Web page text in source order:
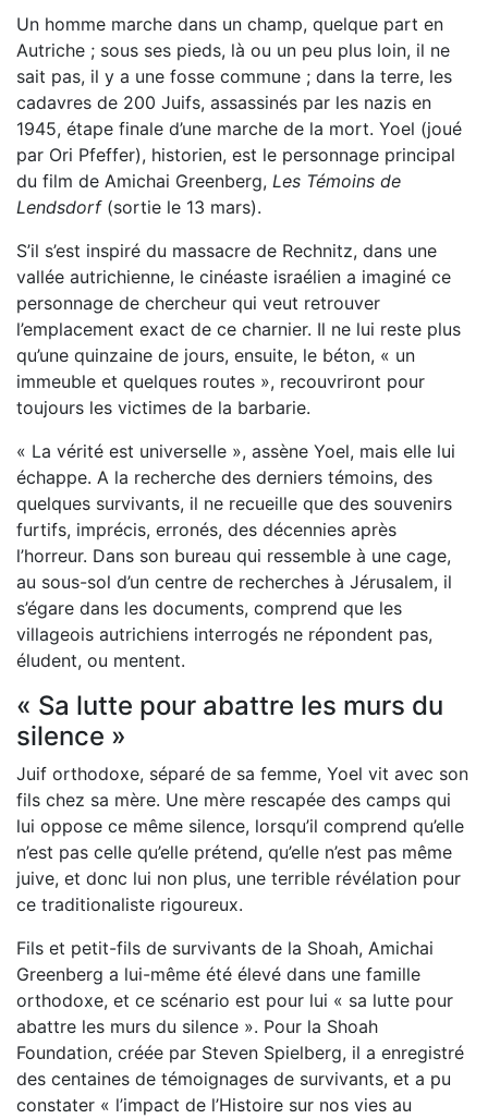
Un homme marche dans un champ, quelque part en
Autriche ; sous ses pieds, là ou un peu plus loin, il ne
sait pas, il y a une fosse commune ; dans la terre, les
cadavres de 200 Juifs, assassinés par les nazis en
1945, étape finale d’une marche de la mort. Yoel (joué
par Ori Pfeffer), historien, est le personnage principal
du film de Amichai Greenberg, Les Témoins de
Lendsdorf(sortie le 13 mars).
S’il s’est inspiré du massacre de Rechnitz, dans une
vallée autrichienne, le cinéaste israélien a imaginé ce
personnage de chercheur qui veut retrouver
l’emplacement exact de ce charnier. Il ne lui reste plus
qu’une quinzaine de jours, ensuite, le béton, « un
immeuble et quelques routes », recouvriront pour
toujours les victimes de la barbarie.
« La vérité est universelle », assène Yoel, mais elle lui
échappe. A la recherche des derniers témoins, des
quelques survivants, il ne recueille que des souvenirs
furtifs, imprécis, erronés, des décennies après
l’horreur. Dans son bureau qui ressemble à une cage,
au sous-sol d’un centre de recherches à Jérusalem, il
s’égare dans les documents, comprend que les
villageois autrichiens interrogés ne répondent pas,
éludent, ou mentent.
« Sa lutte pour abattre les murs du
silence »
Juif orthodoxe, séparé de sa femme, Yoel vit avec son
fils chez sa mère. Une mère rescapée des camps qui
lui oppose ce même silence, lorsqu’il comprend qu’elle
n’est pas celle qu’elle prétend, qu’elle n’est pas même
juive, et donc lui non plus, une terrible révélation pour
ce traditionaliste rigoureux.
Fils et petit-fils de survivants de la Shoah, Amichai
Greenberg a lui-même été élevé dans une famille
orthodoxe, et ce scénario est pour lui « sa lutte pour
abattre les murs du silence ». Pour la Shoah
Foundation, créée par Steven Spielberg, il a enregistré
des centaines de témoignages de survivants, et a pu
constater « l’impact de l’Histoire sur nos vies au